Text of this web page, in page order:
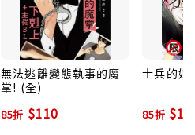
無法逃離變態執事的魔
掌! (全)
85折 $110
士兵的婚
85折